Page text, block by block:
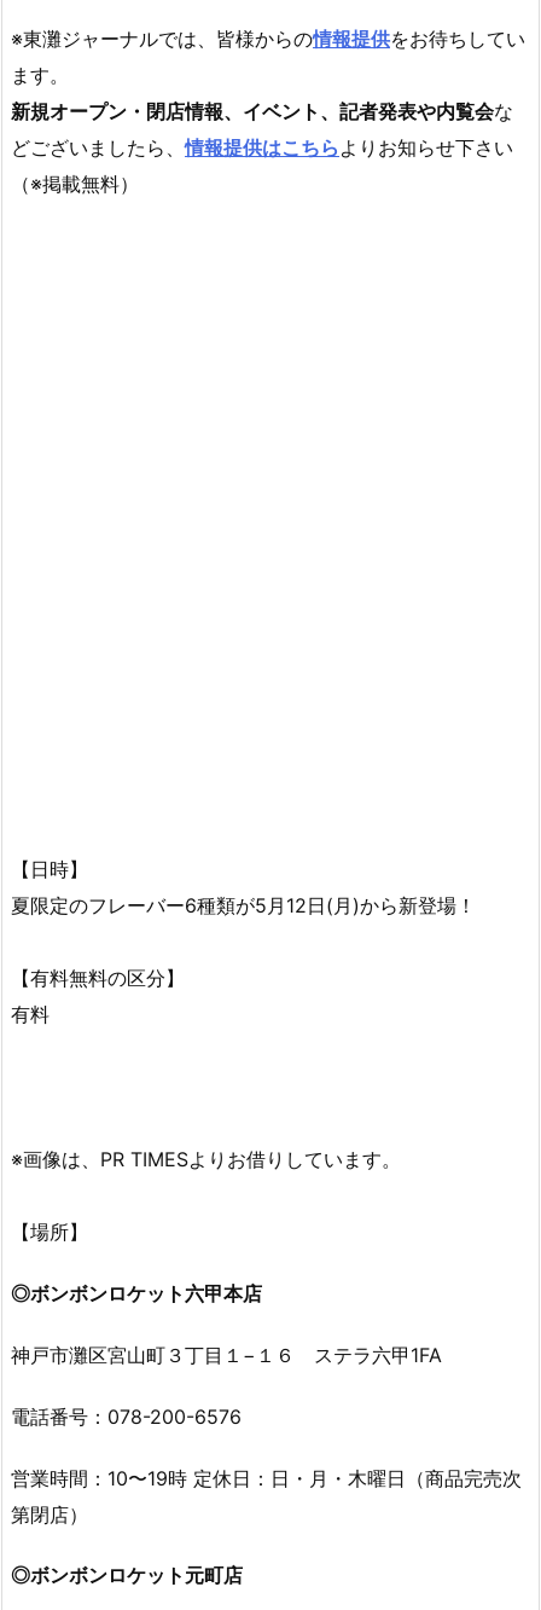
※東灘ジャーナルでは、皆様からの情報提供をお待ちしてい
ます。
新規オープン・閉店情報、イベント、記者発表や内覧会な
どございましたら、情報提供はこちら よりお知らせ下さい
（※掲載無料）
【日時】
夏限定のフレーバー6種類が5月12日(月)から新登場！
【有料無料の区分】
有料
※画像は、PR TIMESよりお借りしています。
【場所】
◎ボンボンロケット六甲本店
神戸市灘区宮山町３丁目１−１６ ステラ六甲1FA
電話番号：078-200-6576
営業時間：10〜19時 定休日：日・月・木曜日（商品完売次
第閉店）
◎ボンボンロケット元町店